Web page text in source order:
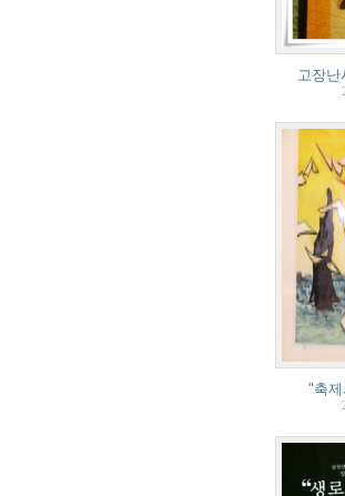
고장
"축